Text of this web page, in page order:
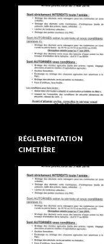
RÉGLEMENTATION
CIMETIÈRE